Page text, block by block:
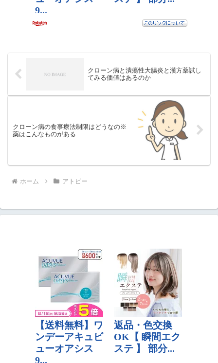
クローン病と潰瘍性大腸炎と漢方薬試し
てみる価値はあるのか
クローン病の食事療法制限はどうなの※
薬はこんなものがある
ホーム アトピー